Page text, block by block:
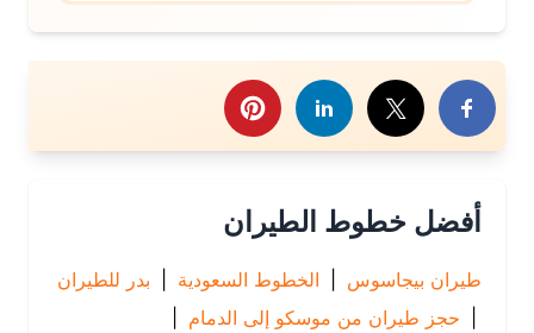
هذا الموضوع
أفضل خطوط الطيران
طيران بيجاسوس | الخطوط السعودية | بدر للطيران
حجز طيران من موسكو إلى الدمام
|